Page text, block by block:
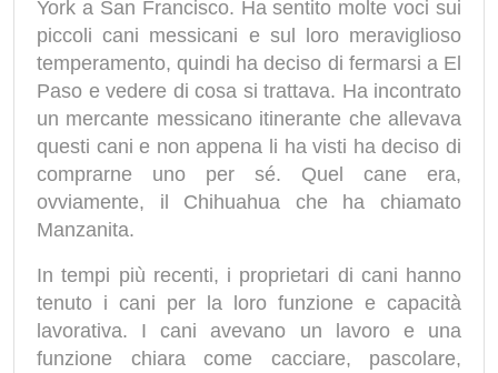
York a San Francisco. Ha sentito molte voci sui
piccoli cani messicani e sul loro meraviglioso
temperamento, quindi ha deciso di fermarsi a El
Paso e vedere di cosa si trattava. Ha incontrato
un mercante messicano itinerante che allevava
questi cani e non appena li ha visti ha deciso di
comprarne uno per sé. Quel cane era,
ovviamente, il Chihuahua che ha chiamato
Manzanita.
In tempi più recenti, i proprietari di cani hanno
tenuto i cani per la loro funzione e capacità
lavorativa. I cani avevano un lavoro e una
funzione chiara come cacciare, pascolare,